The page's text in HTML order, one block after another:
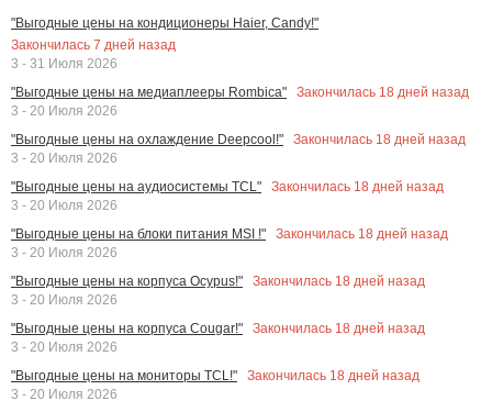
"Выгодные цены на кондиционеры Haier, Candy!"
Закончилась 7 дней назад
3 - 31 Июля 2026
"Выгодные цены на медиаплееры Rombica"
Закончилась 18 дней назад
3 - 20 Июля 2026
"Выгодные цены на охлаждение Deepcool!"
Закончилась 18 дней назад
3 - 20 Июля 2026
"Выгодные цены на аудиосистемы TCL"
Закончилась 18 дней назад
3 - 20 Июля 2026
"Выгодные цены на блоки питания MSI !"
Закончилась 18 дней назад
3 - 20 Июля 2026
"Выгодные цены на корпуса Ocypus!"
Закончилась 18 дней назад
3 - 20 Июля 2026
"Выгодные цены на корпуса Cougar!"
Закончилась 18 дней назад
3 - 20 Июля 2026
"Выгодные цены на мониторы TCL!"
Закончилась 18 дней назад
3 - 20 Июля 2026